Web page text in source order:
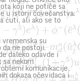
koji ne potiče sa
u istorji čovečanstva.
ćuti, ali ako se to
su
ne postoji.
daleko odavde i
nekom
komunikacije,
dokaza očevidaca i